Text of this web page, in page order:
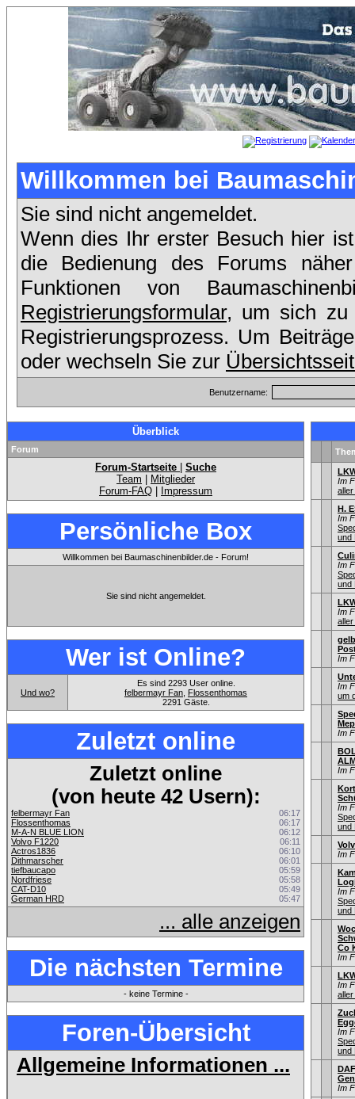
Willkommen bei
Sie sind nicht angemeldet.
Wenn dies Ihr erster Besuch hier
die Bedienung des Forums
Funktionen von
Registrierungsformular, um sich zu
Registrierungsprozess. Um
oder wechseln Sie zur
Benutzername:
Überblick
Forum
Forum-Startseite
Suche
Team
Mitglieder
Forum-FAQ
Impressum
Persönliche Box
Willkommen bei Baumaschinenbilder.de - Forum!
Sie sind nicht angemeldet.
Wer ist Online?
Und wo?
Es sind 2293 User online.
felbermayr Fan Flossenthomas
2291 Gäste.
Zuletzt online
Zuletzt online
(von heute 42 Usern):
felbermayr Fan
06:17
Flossenthomas
06:17
M-A-N BLUE LION
06:12
Volvo F1220
06:11
Actros1836
06:10
Dithmarscher
06:01
tiefbaucapo
05:59
Nordfriese
05:58
CAT-D10
05:49
German HRD
05:47
... alle anzeigen
Die nächsten Termine
- keine Termine -
Foren-Übersicht
Allgemeine Informationen ...
Im
aller
H.
Im
und
Im
und
Im
aller
Im
Im
um
Im
Im
Im
und
Im
Im
und
Co
Im
Im
aller
Im
und
Im